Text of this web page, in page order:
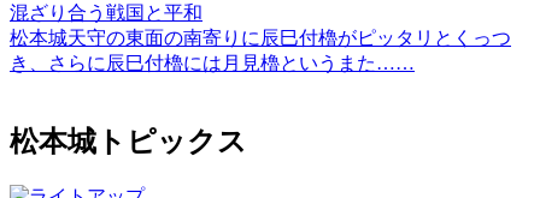
混ざり合う戦国と平和
松本城天守の東面の南寄りに辰巳付櫓がピッタリとくっつ
き、さらに辰巳付櫓には月見櫓というまた……
松本城トピックス